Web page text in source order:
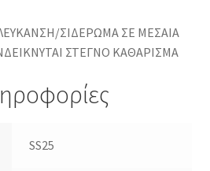
ΣΙΔΕΡΩΜΑ ΣΕ ΜΕΣΑΙΑ
ΣΤΕΓΝΟ ΚΑΘΑΡΙΣΜΑ
SS25